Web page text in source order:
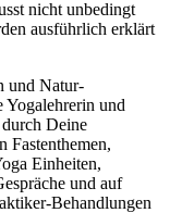
nicht unbedingt
ausführlich erklärt
und Natur-
Yogalehrerin und
Deine
Fastenthemen,
Einheiten,
und auf
Behandlungen